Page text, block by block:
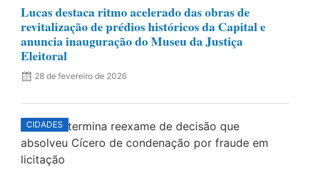
Lucas destaca ritmo acelerado das obras de
revitalização de prédios históricos da Capital e
anuncia inauguração do Museu da Justiça
Eleitoral
28 de fevereiro de 2026
CIDADES